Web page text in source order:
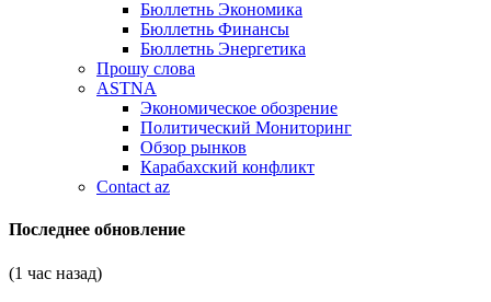
Бюллетнь Экономика
Бюллетнь Финансы
Бюллетнь Энергетика
Прошу слова
ASTNA
Экономическое обозрение
Политический Мониторинг
Обзор рынков
Карабахский конфликт
Contact az
Последнее обновление
(1 час назад)